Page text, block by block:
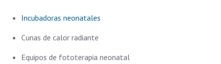
Incubadoras neonatales
Cunas de calor radiante
Equipos de fototerapia neonatal